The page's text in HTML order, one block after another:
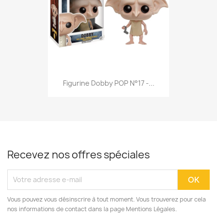
Figurine Dobby POP N°17 -...
Recevez nos offres spéciales
Vous pouvez vous désinscrire à tout moment. Vous trouverez pour cela
nos informations de contact dans la page Mentions Légales.